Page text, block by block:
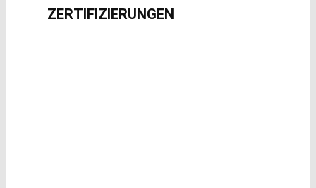
ZERTIFIZIERUNG​EN